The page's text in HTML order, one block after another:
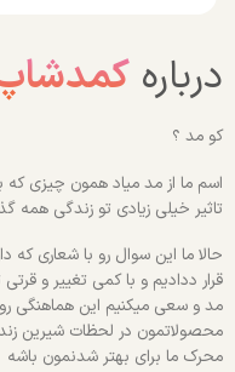
درباره کمدشاپ
کو مد ؟
اسم ما از مد میاد همون چیزی که
تاثیر خیلی زیادی تو زندگی همه
حالا ما این سوال رو با شعاری که
قرار ددادیم و با کمی تغییر و
مد و سعی میکنیم این هماهنگی رو
محصولاتمون در لحظات شیرین
محرک ما برای بهتر شدنمون باشه